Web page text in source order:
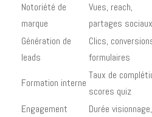
Notoriété de
marque
Vues, reach,
partages sociaux
Génération de
leads
Clics,
formulaires
Formation interne
Taux de
scores quiz
Engagement
Durée visionnage,